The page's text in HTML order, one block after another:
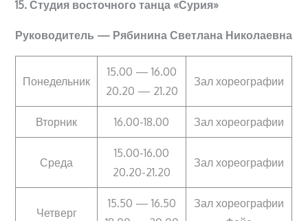
15. Студия восточного танца «Сурия»
Руководитель — Рябинина Светлана Николаевна
Понедельник
15.00 — 16.00
20.20 — 21.20
Зал хореографии
Вторник 16.00-18.00 Зал хореографии
Среда
15.00-16.00
20.20-21.20
Зал хореографии
Четверг
15.50 — 16.50
Зал хореографии